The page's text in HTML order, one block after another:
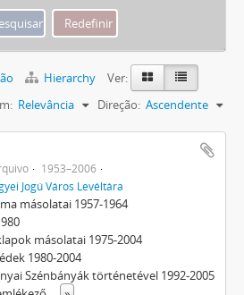
Hierarchy
Ver:
Relevância Direção: Ascendente
1953–2006
Jogú Város Levéltára
másolatai 1957-1964
másolatai 1975-2004
1980-2004
Szénbányák történetével 1992-2005